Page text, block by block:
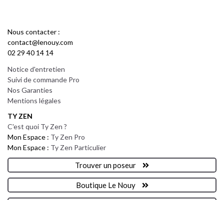
Nous contacter :
contact@lenouy.com
02 29 40 14 14
Notice d'entretien
Suivi de commande Pro
Nos Garanties
Mentions légales
TY ZEN
C'est quoi Ty Zen ?
Mon Espace : Ty Zen Pro
Mon Espace : Ty Zen Particulier
Trouver un poseur
Boutique Le Nouy